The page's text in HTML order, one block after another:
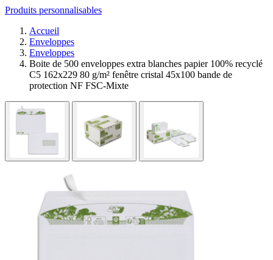
Produits personnalisables
Accueil
Enveloppes
Enveloppes
Boite de 500 enveloppes extra blanches papier 100% recyclé
C5 162x229 80 g/m² fenêtre cristal 45x100 bande de
protection NF FSC-Mixte